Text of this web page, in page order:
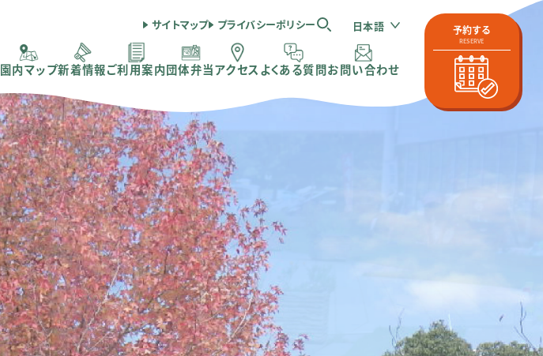
サイトマップ プライバシーポリシー 日本語
園内マップ新着情報ご利用案内団体弁当アクセスよくある質問お問い合わせ
予約する
RESERVE